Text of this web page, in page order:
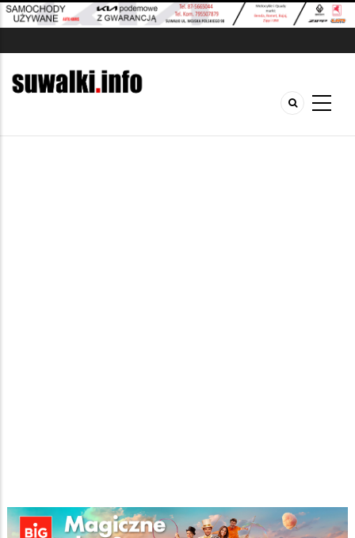
Strona główna/Wiadomości/Z życia miasta/